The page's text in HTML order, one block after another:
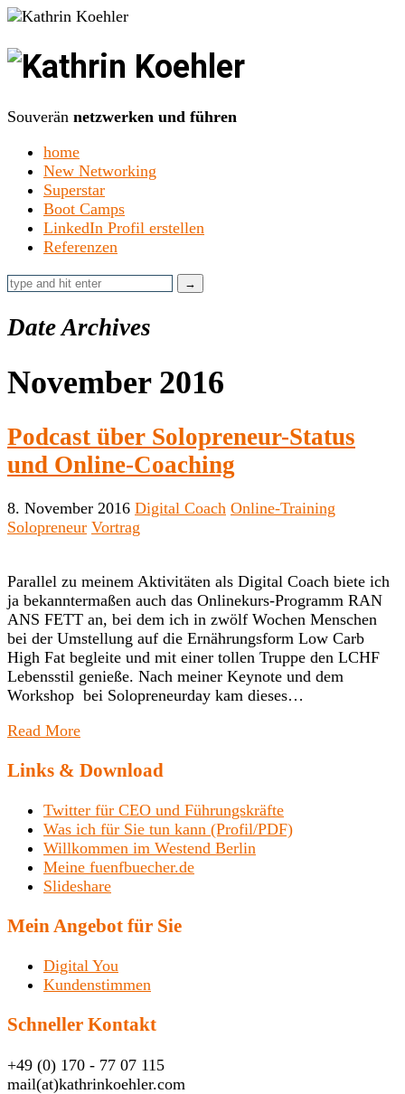
Kathrin
Koehler
Souverän netzwerken und führen
home
New Networking
Superstar
Boot Camps
LinkedIn Profil erstellen
Referenzen
Date Archives
November 2016
Podcast über Solopreneur-Status
und Online-Coaching
8. November 2016 Digital Coach Online-Training
Solopreneur Vortrag
Parallel zu meinem Aktivitäten als Digital Coach biete ich
ja bekanntermaßen auch das Onlinekurs-Programm RAN
ANS FETT an, bei dem ich in zwölf Wochen Menschen
bei der Umstellung auf die Ernährungsform Low Carb
High Fat begleite und mit einer tollen Truppe den LCHF
Lebensstil genieße. Nach meiner Keynote und dem
Workshop bei Solopreneurday kam dieses…
Read More
Links & Download
Twitter für CEO und Führungskräfte
Was ich für Sie tun kann (Profil/PDF)
Willkommen im Westend Berlin
Meine fuenfbuecher.de
Slideshare
Mein Angebot für Sie
Digital You
Kundenstimmen
Schneller Kontakt
+49 (0) 170 - 77 07 115
mail(at)kathrinkoehler.com